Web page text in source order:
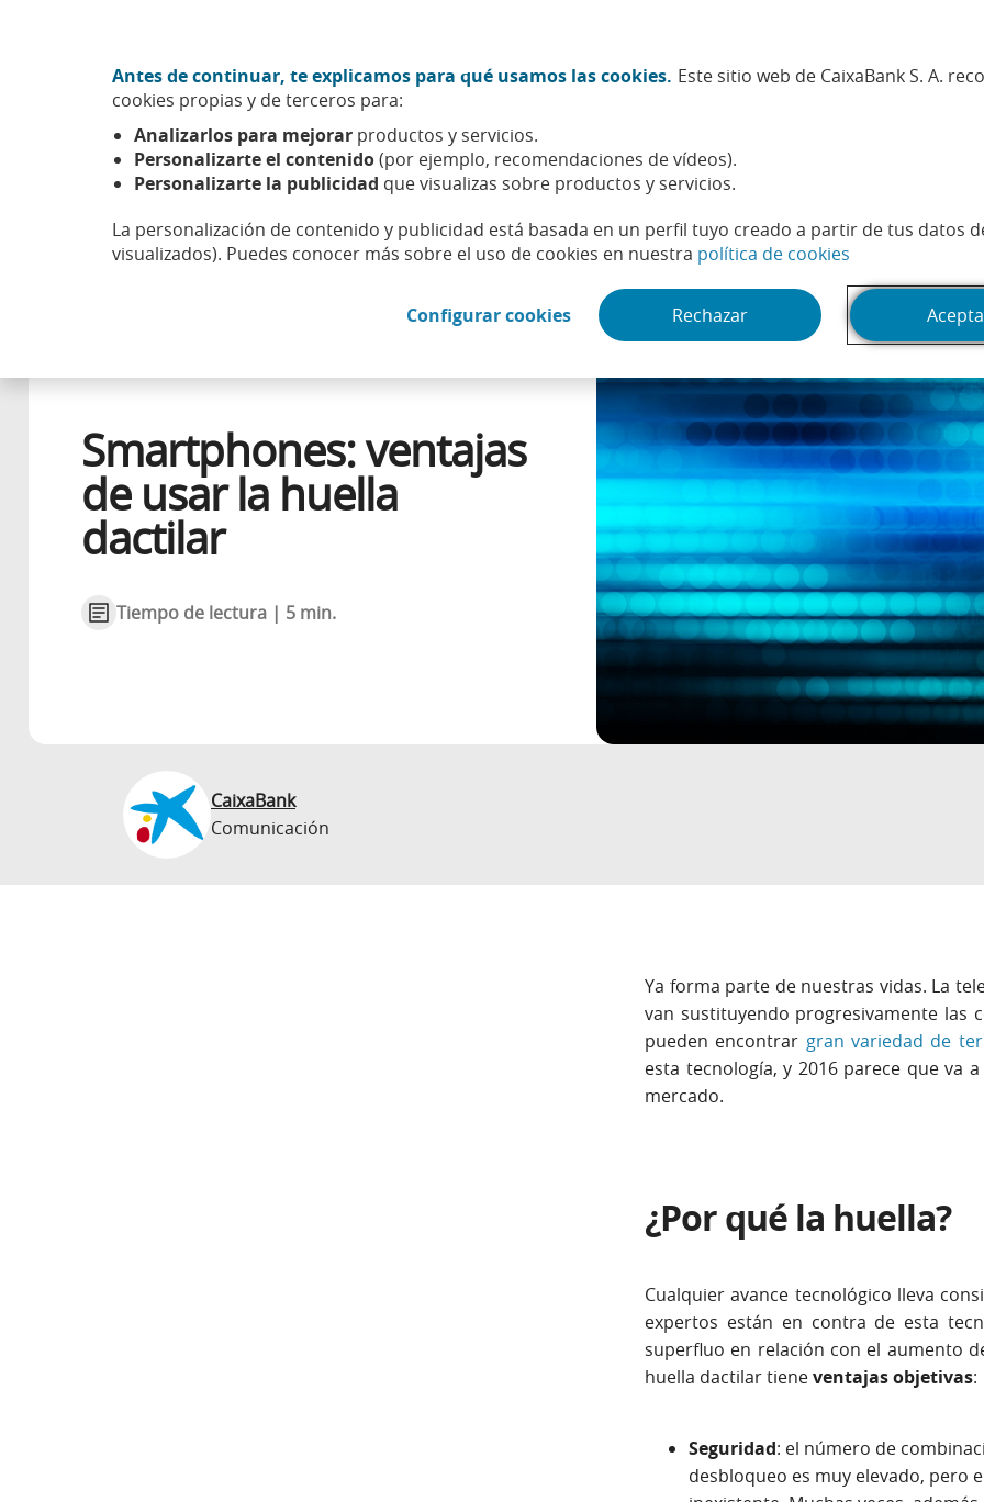
Antes de continuar, te explicamos para qué usamos las cookies. Este sitio web de CaixaBank S. A.
cookies propias y de terceros para:
Analizarlos para mejorar productos y servicios.
Personalizarte el contenido(por ejemplo, recomendaciones de vídeos).
Personalizarte la publicidad que visualizas sobre productos y servicios.
La personalización de contenido y publicidad está basada en un perfil tuyo creado a partir de tus datos
visualizados). Puedes conocer más sobre el uso de cookies en nuestra política de cookies
Configurar cookies(Abrir en ventana nueva)
Rechazar
Sobre nosotros
Esfera Innovación Transformación Smartphones: ventajas de usar la huella dactilar
27 ABRIL 2016
Smartphones: ventajas
de usar la huella
dactilar
Tiempo de lectura | 5 min.
CaixaBank
Comunicación
Ya forma parte de nuestras vidas. La
van sustituyendo progresivamente las
pueden encontrar gran variedad de
esta tecnología, y 2016 parece que va
mercado.
¿Por qué la huella?
Cualquier avance tecnológico lleva
expertos están en contra de esta
superfluo en relación con el aumento
huella dactilar tieneventajas objetivas:
Seguridad: el número de
desbloqueo es muy elevado, pero